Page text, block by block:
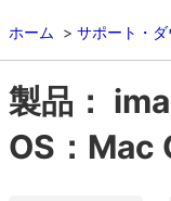
ホーム サポート・
製品：
OS：Mac